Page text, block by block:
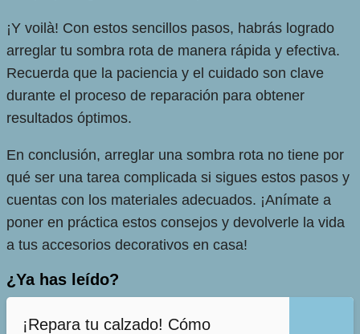
¡Y voilà! Con estos sencillos pasos, habrás logrado
arreglar tu sombra rota de manera rápida y efectiva.
Recuerda que la paciencia y el cuidado son clave
durante el proceso de reparación para obtener
resultados óptimos.
En conclusión, arreglar una sombra rota no tiene por
qué ser una tarea complicada si sigues estos pasos y
cuentas con los materiales adecuados. ¡Anímate a
poner en práctica estos consejos y devolverle la vida
a tus accesorios decorativos en casa!
¿Ya has leído?
¡Repara tu calzado! Cómo